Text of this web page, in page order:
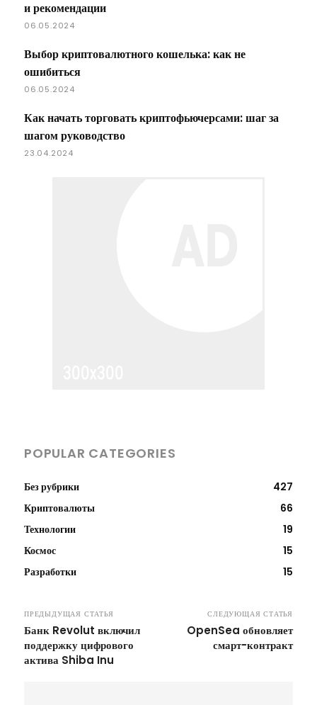
и рекомендации
06.05.2024
Выбор криптовалютного кошелька: как не
ошибиться
06.05.2024
Как начать торговать криптофьючерсами: шаг за
шагом руководство
23.04.2024
POPULAR CATEGORIES
Без рубрики
427
Криптовалюты
66
Технологии
19
Космос
15
Разработки
15
ПРЕДЫДУЩАЯ СТАТЬЯ
Банк Revolut включил
поддержку цифрового
актива Shiba Inu
СЛЕДУЮЩАЯ СТАТЬЯ
OpenSea обновляет
смарт-контракт